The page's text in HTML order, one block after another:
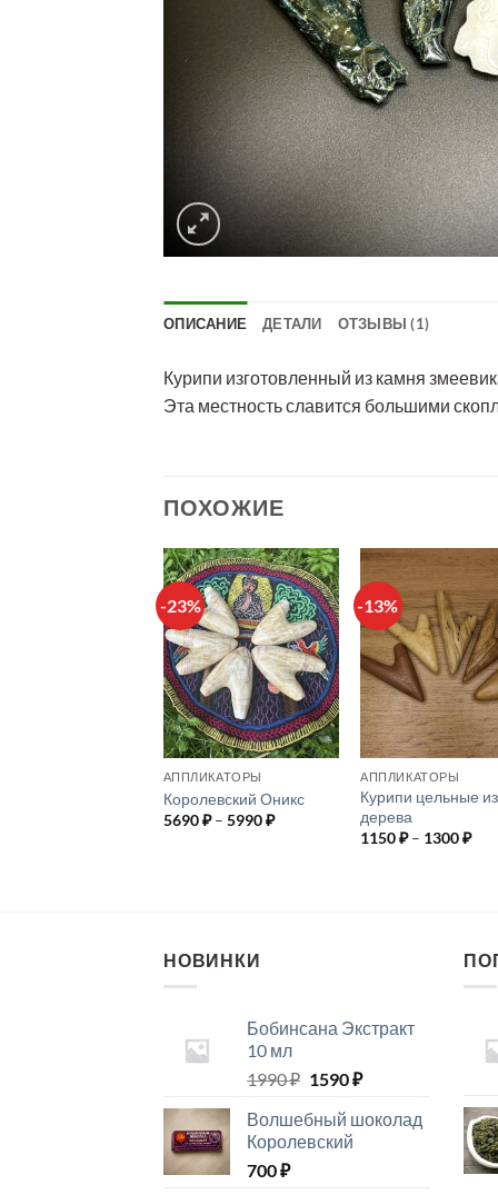
ОПИСАНИЕ ДЕТАЛИ ОТЗЫВЫ (1)
Курипи изготовленный из камня
Эта местность славится большими
ПОХОЖИЕ
-23%
АППЛИКАТОРЫ
Королевский Оникс
5690₽ – 5990₽Диапазон
-13%
АППЛИКАТОРЫ
Курипи цельные из
дерева
1150₽ – 1300₽
НОВИНКИ
Бобинсана Экстракт
10 мл
1990₽ Первоначальная
составляла
1990 ₽.
1590₽Текущая
1590 ₽.
Волшебный шоколад
Королевский
700₽